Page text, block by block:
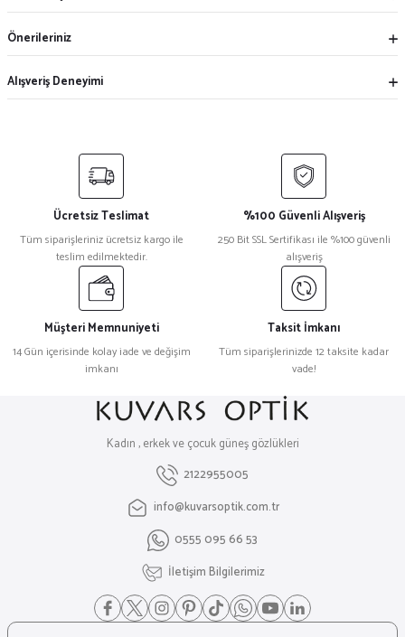
Önerileriniz
Alışveriş Deneyimi
Ücretsiz Teslimat
Tüm siparişleriniz ücretsiz kargo ile
teslim edilmektedir.
%100 Güvenli Alışveriş
250 Bit SSL Sertifikası ile %100 güvenli
alışveriş
Müşteri Memnuniyeti
14 Gün içerisinde kolay iade ve değişim
imkanı
Taksit İmkanı
Tüm siparişlerinizde 12 taksite kadar
vade!
Kadın , erkek ve çocuk güneş gözlükleri
2122955005
info@kuvarsoptik.com.tr
0555 095 66 53
İletişim Bilgilerimiz